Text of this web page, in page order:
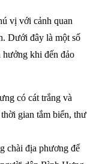
vị với cảnh quan
Dưới đây là một số
hưởng khi đến đảo
có cát trắng và
gian tắm biển, thư
chài địa phương để